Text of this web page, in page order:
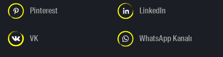
Pinterest LinkedIn
VK WhatsApp Kanalı